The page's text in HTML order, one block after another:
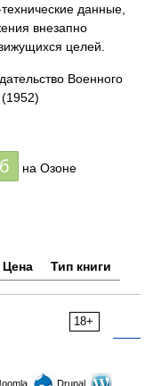
данные,
внезапно
целей.
Военного
(1952)
на Озоне
Цена Тип книги
18+
Drupal,